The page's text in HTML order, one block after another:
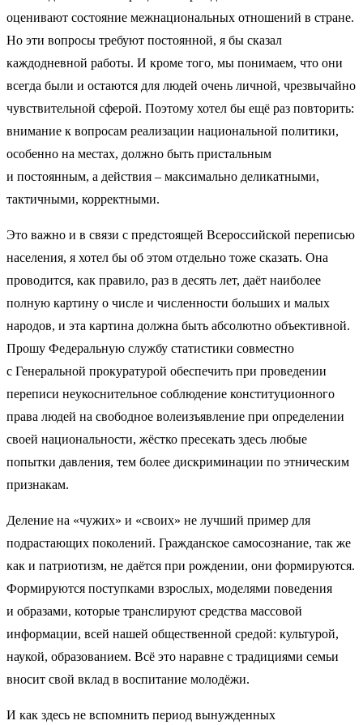
оценивают состояние межнациональных отношений в стране.
Но эти вопросы требуют постоянной, я бы сказал
каждодневной работы. И кроме того, мы понимаем, что они
всегда были и остаются для людей очень личной, чрезвычайно
чувствительной сферой. Поэтому хотел бы ещё раз повторить:
внимание к вопросам реализации национальной политики,
особенно на местах, должно быть пристальным
и постоянным, а действия – максимально деликатными,
тактичными, корректными.
Это важно и в связи с предстоящей Всероссийской переписью
населения, я хотел бы об этом отдельно тоже сказать. Она
проводится, как правило, раз в десять лет, даёт наиболее
полную картину о числе и численности больших и малых
народов, и эта картина должна быть абсолютно объективной.
Прошу Федеральную службу статистики совместно
с Генеральной прокуратурой обеспечить при проведении
переписи неукоснительное соблюдение конституционного
права людей на свободное волеизъявление при определении
своей национальности, жёстко пресекать здесь любые
попытки давления, тем более дискриминации по этническим
признакам.
Деление на «чужих» и «своих» не лучший пример для
подрастающих поколений. Гражданское самосознание, так же
как и патриотизм, не даётся при рождении, они формируются.
Формируются поступками взрослых, моделями поведения
и образами, которые транслируют средства массовой
информации, всей нашей общественной средой: культурой,
наукой, образованием. Всё это наравне с традициями семьи
вносит свой вклад в воспитание молодёжи.
И как здесь не вспомнить период вынужденных